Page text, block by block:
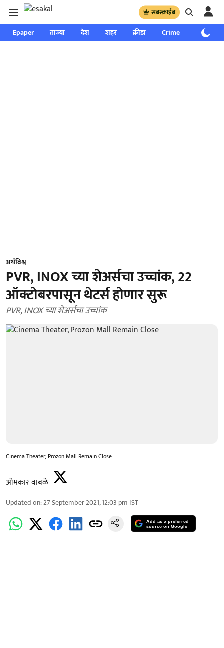
सबस्क्राईब
Epaper ताज्या देश शहर क्रीडा Crime साप्ताहिक
अर्थविश्व
PVR, INOX च्या शेअर्सचा उच्चांक, 22
ऑक्टोबरपासून थेटर्स होणार सुरू
PVR, INOX च्या शेअर्सचा उच्चांक
Cinema Theater, Prozon Mall Remain Close
ओमकार वाबळे
Updated on:27 September 2021, 12:03 pm IST
Add as a preferred
source on Google